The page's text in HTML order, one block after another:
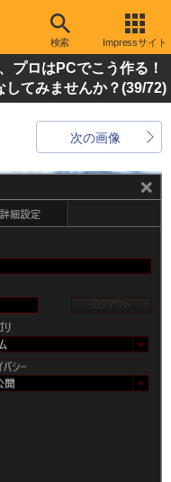
検索 Impressサイト
プロはPCでこう作る！
してみませんか？(39/72)
次の画像